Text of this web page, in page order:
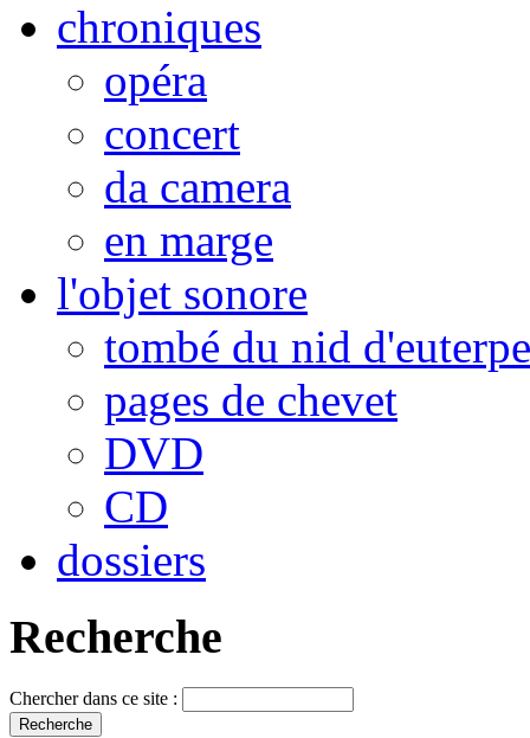
chroniques
opéra
concert
da camera
en marge
l'objet sonore
tombé du nid d'euterpe
pages de chevet
DVD
CD
dossiers
Recherche
Chercher dans ce site :